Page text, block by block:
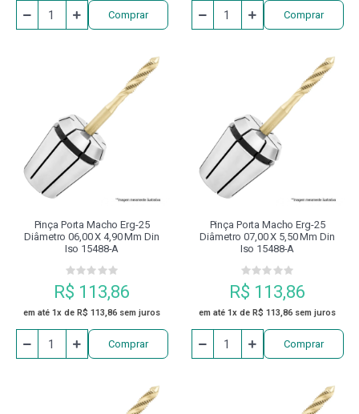
Comprar Comprar
Pinça Porta Macho Erg-25
Diâmetro 06,00 X 4,90 Mm Din
Iso 15488-A
R$ 113,86
em até 1x de R$ 113,86 sem juros
Comprar
Pinça Porta Macho Erg-25
Diâmetro 07,00 X 5,50 Mm Din
Iso 15488-A
R$ 113,86
em até 1x de R$ 113,86 sem juros
Comprar